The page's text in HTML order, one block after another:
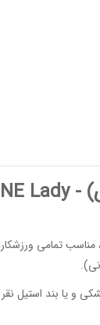
Lady
تمامی
و یا بند استیل